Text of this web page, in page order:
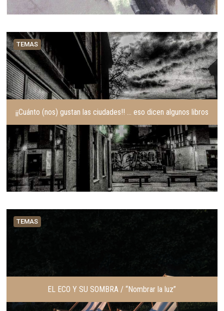
TEMAS
¡¡Cuánto (nos) gustan las ciudades!! … eso dicen algunos libros
TEMAS
EL ECO Y SU SOMBRA / “Nombrar la luz”